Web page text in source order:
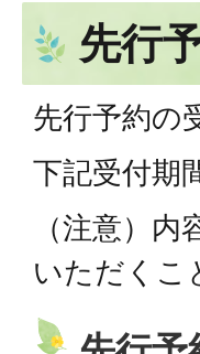
先行
先行予約の
下記受付期
（注意）
いただくこ